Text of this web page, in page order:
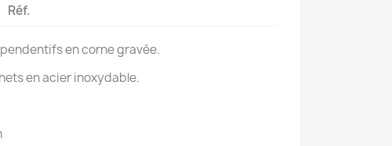
Réf.
en corne gravée.
en acier inoxydable.